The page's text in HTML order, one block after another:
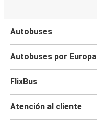
Autobuses
Autobuses por Europa
FlixBus
Atención al cliente